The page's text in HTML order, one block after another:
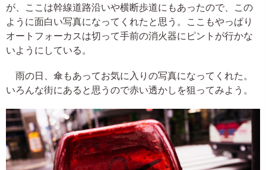
が、ここは幹線道路沿いや横断歩道にもあったので、この
ように面白い写真になってくれたと思う。ここもやっぱり
オートフォーカスは切って手前の消火器にピントが行かな
いようにしている。
雨の日、傘もあってお気に入りの写真になってくれた。
いろんな街にあると思うので赤い透かしを狙ってみよう。